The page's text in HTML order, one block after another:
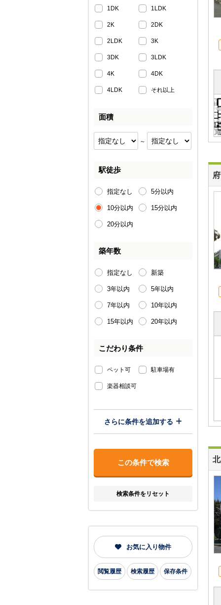
1DK 1LDK
2K 2DK
2LDK 3K
3DK 3LDK
4K 4DK
4LDK それ以上
面積
～
駅徒歩
指定なし 5分以内
10分以内 15分以内
20分以内
築年数
指定なし 新築
3年以内 5年以内
7年以内 10年以内
15年以内 20年以内
こだわり条件
ペット可 駐車場有
楽器相談可
さらに条件を追加する
検索条件をリセット
お気に入り物件
閲覧履歴 検索履歴 保存条件